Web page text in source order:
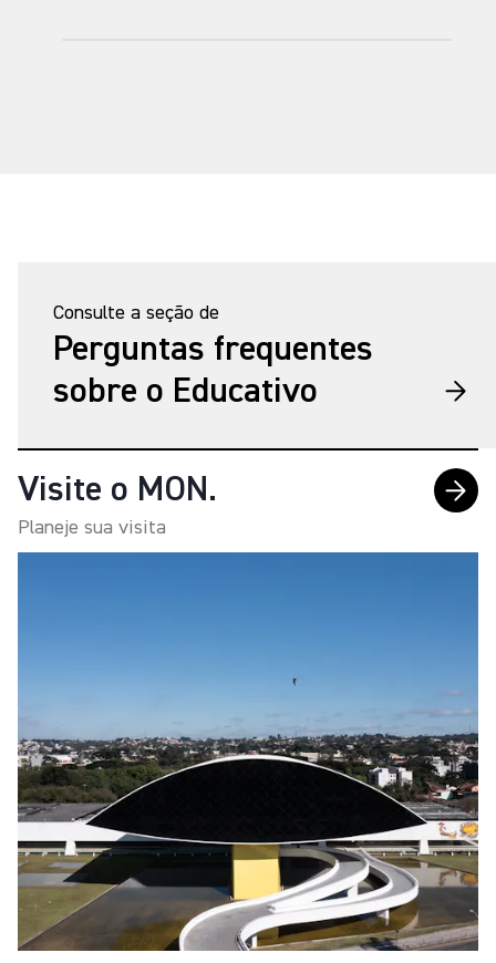
Consulte a seção de
Perguntas frequentes
sobre o Educativo
Visite o MON.
Planeje sua visita